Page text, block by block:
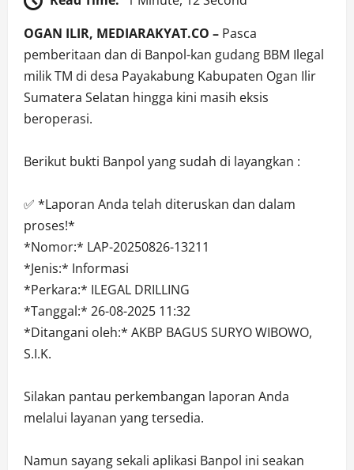
OGAN ILIR, MEDIARAKYAT.CO – Pasca
pemberitaan dan di Banpol-kan gudang BBM Ilegal
milik TM di desa Payakabung Kabupaten Ogan Ilir
Sumatera Selatan hingga kini masih eksis
beroperasi.
Berikut bukti Banpol yang sudah di layangkan :
✅ *Laporan Anda telah diteruskan dan dalam
proses!*
*Nomor:* LAP-20250826-13211
*Jenis:* Informasi
*Perkara:* ILEGAL DRILLING
*Tanggal:* 26-08-2025 11:32
*Ditangani oleh:* AKBP BAGUS SURYO WIBOWO,
S.I.K.
Silakan pantau perkembangan laporan Anda
melalui layanan yang tersedia.
Namun sayang sekali aplikasi Banpol ini seakan